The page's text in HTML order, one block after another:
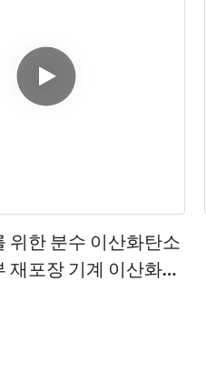
위한 분수 이산화탄소
재포장 기계 이산화탄